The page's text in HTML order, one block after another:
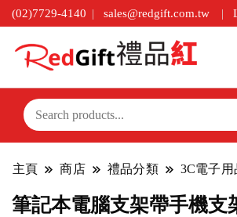
(02)7729-4140 sales@redgift.com.tw
主頁 商店 禮品分類 3C電子用
筆記本電腦支架帶手機支